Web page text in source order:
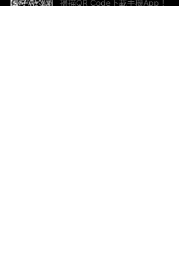
掃描QR Code下載手機App！